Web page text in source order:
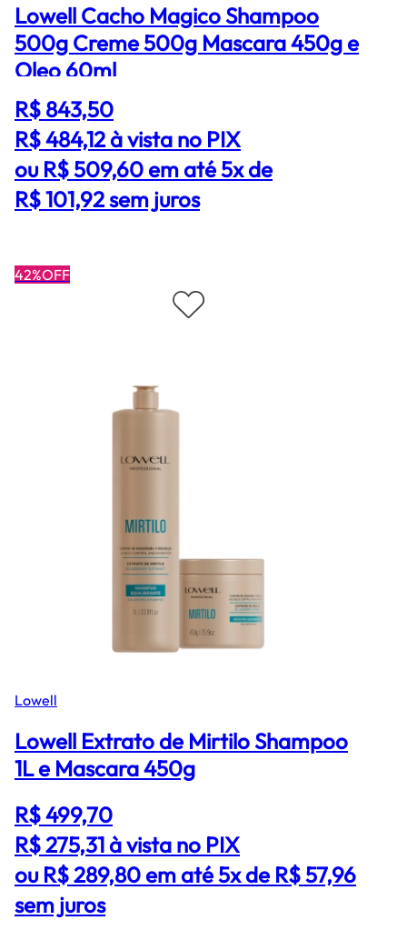
Lowell Cacho Magico Shampoo
500g Creme 500g Mascara 450g e
Oleo 60ml
R$ 843,50
R$ 484,12à vista no PIX
ou R$ 509,60 em até 5x de
R$ 101,92 sem juros
42%OFF
Lowell
Lowell Extrato de Mirtilo Shampoo
1L e Mascara 450g
R$ 499,70
R$ 275,31à vista no PIX
ou R$ 289,80 em até 5x de R$ 57,96
sem juros